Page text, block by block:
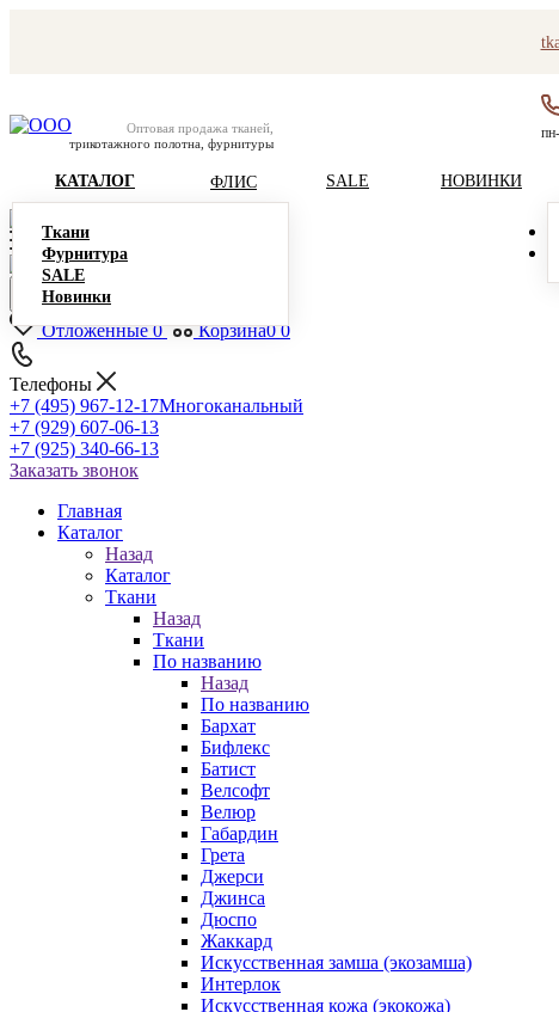
Оптовая продажа тканей,
трикотажного полотна, фурнитуры
КАТАЛОГ
Ткани
Фурнитура
SALE
Новинки
ФЛИС SALE НОВИНКИ
Отложенные 0 Корзина0 0
Телефоны
+7 (495) 967-12-17Многоканальный
+7 (929) 607-06-13
+7 (925) 340-66-13
Заказать звонок
Главная
Каталог
Назад
Каталог
Ткани
Назад
Ткани
По названию
Назад
По названию
Бархат
Бифлекс
Батист
Велсофт
Велюр
Габардин
Грета
Джерси
Джинса
Дюспо
Жаккард
Искусственная замша (экозамша)
Интерлок
Искусственная кожа (экокожа)